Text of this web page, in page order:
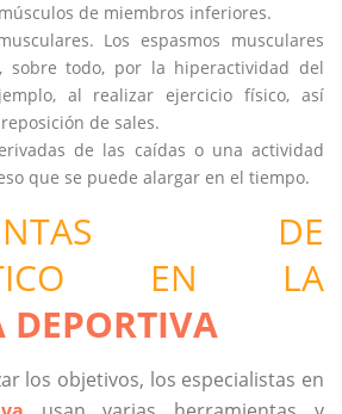
de miembros inferiores.
Los espasmos musculares
sobre todo, por la hiperactividad del
al realizar ejercicio físico, así
de sales.
de las caídas o una actividad
que se puede alargar en el tiempo.
DE
EN LA
los objetivos, los especialistas en